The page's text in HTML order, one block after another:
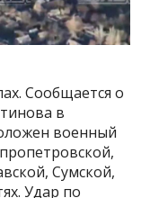
Сообщается о
в
военный
Сумской,
Удар по